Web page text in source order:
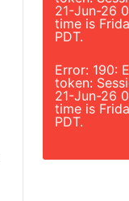
21-Jun-26
time is
PDT.
Error: 190:
token:
21-Jun-26
time is
PDT.